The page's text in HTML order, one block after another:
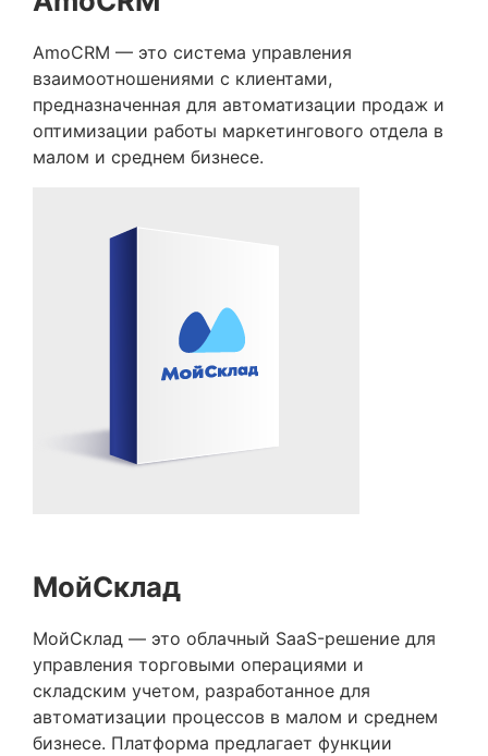
AmoCRM — это система управления
взаимоотношениями с клиентами,
предназначенная для автоматизации продаж и
оптимизации работы маркетингового отдела в
малом и среднем бизнесе.
МойСклад
МойСклад — это облачный SaaS-решение для
управления торговыми операциями и
складским учетом, разработанное для
автоматизации процессов в малом и среднем
бизнесе. Платформа предлагает функции